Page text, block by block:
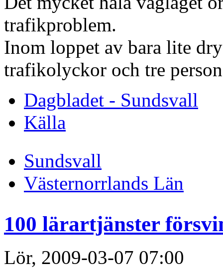
trafikproblem.
Inom loppet av bara lite
trafikolyckor och tre
Dagbladet - Sundsvall
Källa
Sundsvall
Västernorrlands Län
100 lärartjänster
Lör, 2009-03-07 07:00